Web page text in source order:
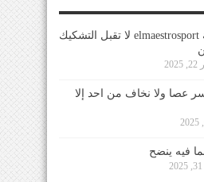
مصداقية elmaestrosport لا تقبل التشكيك
عصا ولا نخاف من احد إلا
فيه ينضح